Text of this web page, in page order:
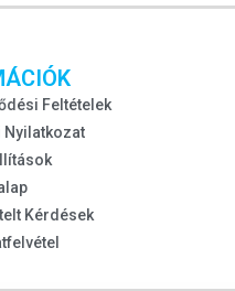
Feltételek
Kérdések